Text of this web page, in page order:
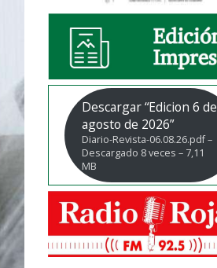
Descargar “Edicion 6 de
agosto de 2026”
Diario-Revista-06.08.26.pdf –
Descargado 8 veces – 7,11
MB